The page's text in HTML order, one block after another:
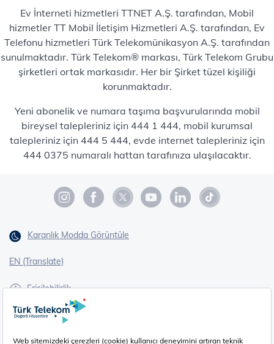
Ev İnterneti hizmetleri TTNET A.Ş. tarafından, Mobil
hizmetler TT Mobil İletişim Hizmetleri A.Ş. tarafından, Ev
Telefonu hizmetleri Türk Telekomünikasyon A.Ş. tarafından
sunulmaktadır. Türk Telekom® markası, Türk Telekom Grubu
şirketleri ortak markasıdır. Her bir Şirket tüzel kişiliği
korunmaktadır.
Yeni abonelik ve numara taşıma başvurularında mobil
bireysel talepleriniz için 444 1 444, mobil kurumsal
talepleriniz için 444 5 444, evde internet talepleriniz için
444 0375 numaralı hattan tarafınıza ulaşılacaktır.
Karanlık Modda Görüntüle
EN (Translate)
Erişilebilirlik
İşaret Dili Çevirisi